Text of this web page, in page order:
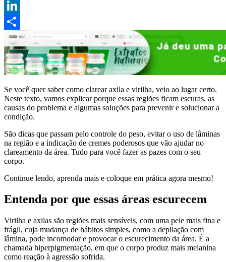
Pinterest
LinkedIn
Compartilhar
Se você quer saber como clarear axila e virilha, veio ao lugar certo.
Neste texto, vamos explicar porque essas regiões ficam escuras, as
causas do problema e algumas soluções para prevenir e solucionar a
condição.
São dicas que passam pelo controle do peso, evitar o uso de lâminas
na região e a indicação de cremes poderosos que vão ajudar no
clareamento da área. Tudo para você fazer as pazes com o seu
corpo.
Continue lendo, aprenda mais e coloque em prática agora mesmo!
Entenda por que essas áreas escurecem
Virilha e axilas são regiões mais sensíveis, com uma pele mais fina e
frágil, cuja mudança de hábitos simples, como a depilação com
lâmina, pode incomodar e provocar o escurecimento da área. É a
chamada hiperpigmentação, em que o corpo produz mais melanina
como reação à agressão sofrida.